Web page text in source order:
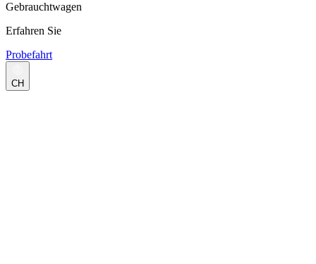
Gebrauchtwagen
Erfahren Sie
Probefahrt
CH